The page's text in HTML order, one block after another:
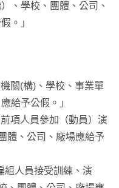
、學校、團體、公司、
。」
關(構)、學校、事業單
給予公假。」
項人員參加（動員）演
體、公司、廠場應給予
組人員接受訓練、演